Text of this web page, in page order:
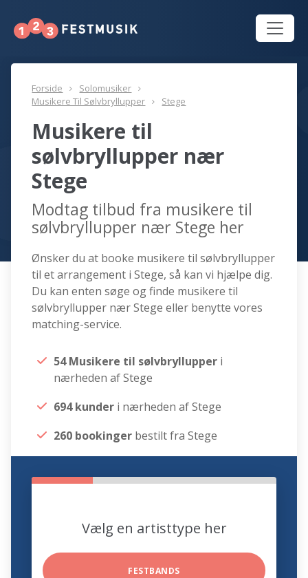
Forside
Solomusiker
Musikere Til Sølvbryllupper
Stege
Musikere til
sølvbryllupper nær
Stege
Modtag tilbud fra musikere til
sølvbryllupper nær Stege her
Ønsker du at booke musikere til sølvbryllupper
til et arrangement i Stege, så kan vi hjælpe dig.
Du kan enten søge og finde musikere til
sølvbryllupper nær Stege eller benytte vores
matching-service.
54 Musikere til sølvbryllupper i
nærheden af Stege
694 kunder i nærheden af Stege
260 bookinger bestilt fra Stege
Vælg en artisttype her
FESTBANDS